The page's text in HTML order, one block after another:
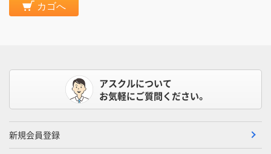
カゴへ
アスクルについて
お気軽にご質問ください。
新規会員登録